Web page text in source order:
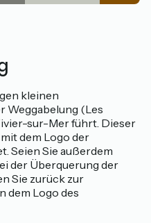
kleinen
Weggabelung (Les
sur-Mer führt. Dieser
dem Logo der
Seien Sie außerdem
der Überquerung der
Sie zurück zur
dem Logo des